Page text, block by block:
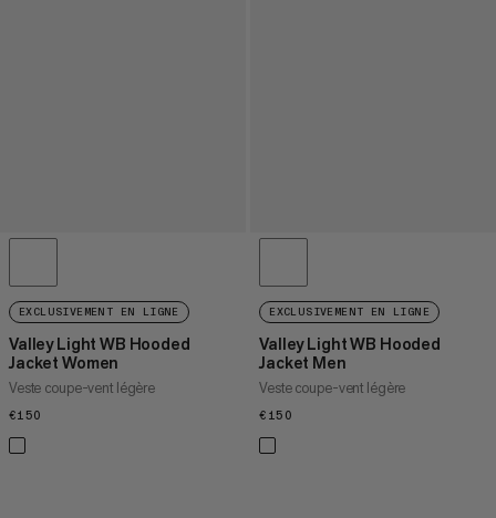
EXCLUSIVEMENT EN LIGNE
Valley Light WB Hooded
Jacket Women
Veste coupe-vent légère
€150
EXCLUSIVEMENT EN LIGNE
Valley Light WB Hooded
Jacket Men
Veste coupe-vent légère
€150